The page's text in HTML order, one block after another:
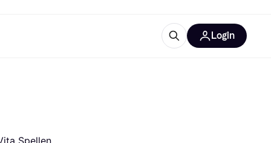
Login
Spellen